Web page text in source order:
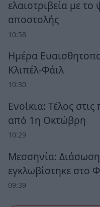
ελαιοτριβεία με
αποστολής
10:58
Ημέρα
Κλιπέλ-Φάιλ
10:30
Ενοίκια: Τέλος
από 1η Οκτώβρη
10:29
Μεσσηνία:
εγκλωβίστηκε στο
09:39